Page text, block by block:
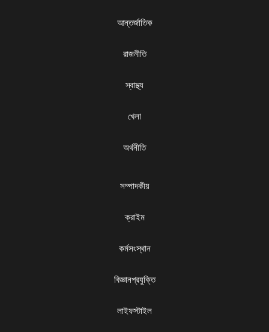
আন্তর্জাতিক
রাজনীতি
স্বাস্থ্য
খেলা
অর্থনীতি
সম্পাদকীয়
ক্রাইম
কর্মসংস্থান
বিজ্ঞানপ্রযুক্তি
লাইফস্টাইল